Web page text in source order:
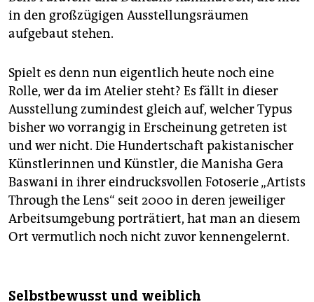
in den großzügigen Ausstellungsräumen
aufgebaut stehen.
Spielt es denn nun eigentlich heute noch eine
Rolle, wer da im Atelier steht? Es fällt in dieser
Ausstellung zumindest gleich auf, welcher Typus
bisher wo vorrangig in Erscheinung getreten ist
und wer nicht. Die Hundertschaft pakistanischer
Künstlerinnen und Künstler, die Manisha Gera
Baswani in ihrer eindrucksvollen Fotoserie „Artists
Through the Lens“ seit 2000 in deren jeweiliger
Arbeitsumgebung porträtiert, hat man an diesem
Ort vermutlich noch nicht zuvor kennengelernt.
Selbstbewusst und weiblich